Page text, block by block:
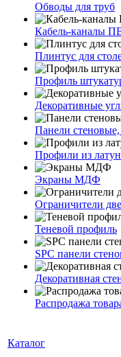
Обводы для труб
Кабель-каналы
Плинтус для
Профиль
Декоративные
Панели
Профили из
Экраны МДФ
Ограничители
Теневой профиль
SPC панели
Декоративная
Распродажа
Каталог